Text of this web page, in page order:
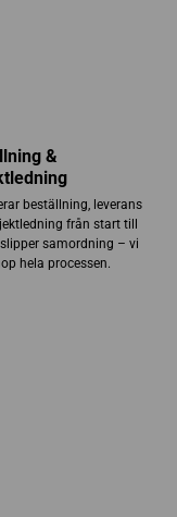
&
beställning, leverans
från start till
samordning – vi
hela processen.